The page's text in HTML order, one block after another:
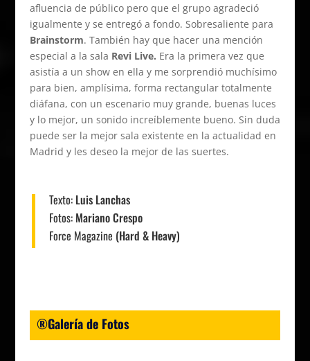
afluencia de público pero que el grupo agradeció
igualmente y se entregó a fondo. Sobresaliente para
Brainstorm. También hay que hacer una mención
especial a la sala Revi Live. Era la primera vez que
asistía a un show en ella y me sorprendió muchísimo
para bien, amplísima, forma rectangular totalmente
diáfana, con un escenario muy grande, buenas luces
y lo mejor, un sonido increíblemente bueno. Sin duda
puede ser la mejor sala existente en la actualidad en
Madrid y les deseo la mejor de las suertes.
Texto:Luis Lanchas
Fotos:Mariano Crespo
Force Magazine (Hard & Heavy)
®Galería de Fotos